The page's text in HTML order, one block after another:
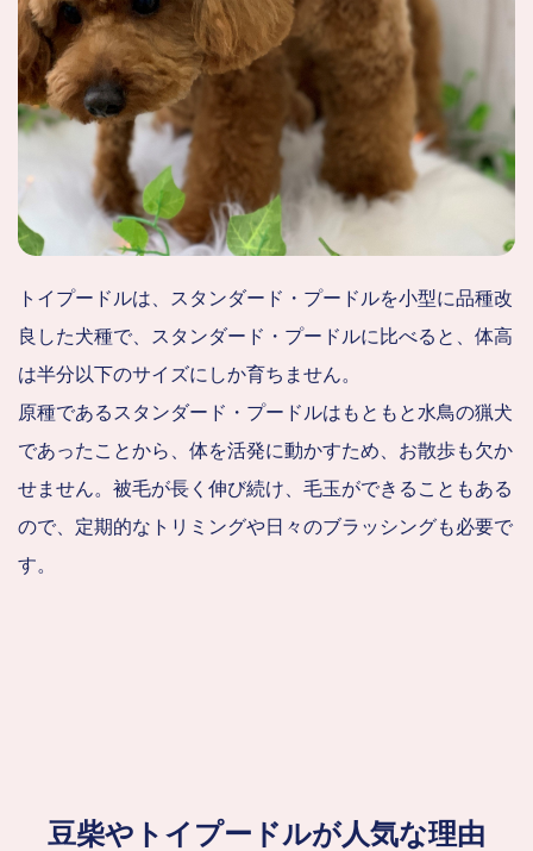
トイプードルは、スタンダード・プードルを小型に品種改
良した犬種で、スタンダード・プードルに比べると、体高
は半分以下のサイズにしか育ちません。
原種であるスタンダード・プードルはもともと水鳥の猟犬
であったことから、体を活発に動かすため、お散歩も欠か
せません。被毛が長く伸び続け、毛玉ができることもある
ので、定期的なトリミングや日々のブラッシングも必要で
す。
豆柴やトイプードルが人気な理由